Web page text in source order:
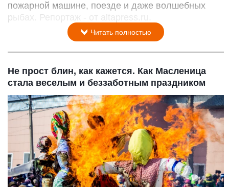
пожарной машине, поезде и даже волшебных
рыбах. Репортаж - от altapress.ru.
Читать полностью
Не прост блин, как кажется. Как Масленица
стала веселым и беззаботным праздником